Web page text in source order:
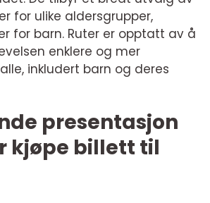
for ulike aldersgrupper,
for barn. Ruter er opptatt av å
enklere og mer
inkludert barn og deres
presentasjon
kjøpe billett til